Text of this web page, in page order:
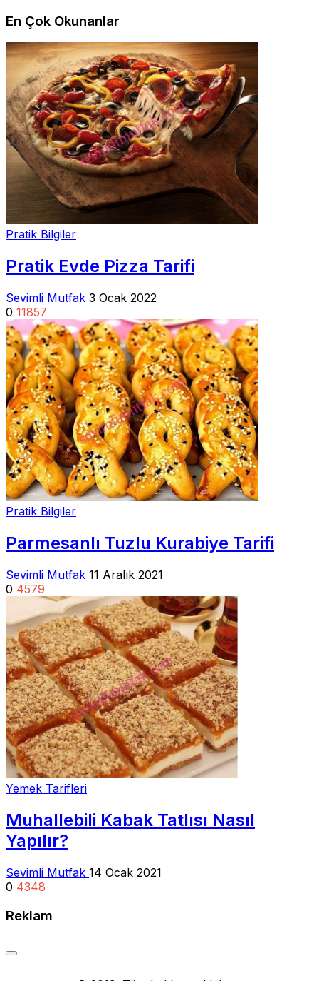
En Çok Okunanlar
Pratik Bilgiler
Pratik Evde Pizza Tarifi
Sevimli Mutfak 3 Ocak 2022
0 11857
Pratik Bilgiler
Parmesanlı Tuzlu Kurabiye Tarifi
Sevimli Mutfak 11 Aralık 2021
0 4579
Yemek Tarifleri
Muhallebili Kabak Tatlısı Nasıl
Yapılır?
Sevimli Mutfak 14 Ocak 2021
0 4348
Reklam